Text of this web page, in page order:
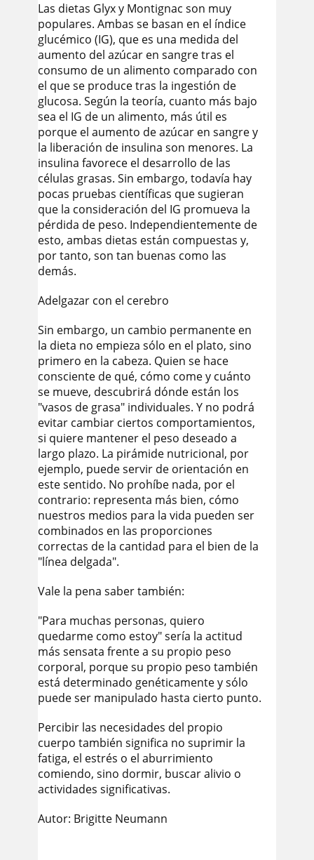
Las dietas Glyx y Montignac son muy
populares. Ambas se basan en el índice
glucémico (IG), que es una medida del
aumento del azúcar en sangre tras el
consumo de un alimento comparado con
el que se produce tras la ingestión de
glucosa. Según la teoría, cuanto más bajo
sea el IG de un alimento, más útil es
porque el aumento de azúcar en sangre y
la liberación de insulina son menores. La
insulina favorece el desarrollo de las
células grasas. Sin embargo, todavía hay
pocas pruebas científicas que sugieran
que la consideración del IG promueva la
pérdida de peso. Independientemente de
esto, ambas dietas están compuestas y,
por tanto, son tan buenas como las
demás.
Adelgazar con el cerebro
Sin embargo, un cambio permanente en
la dieta no empieza sólo en el plato, sino
primero en la cabeza. Quien se hace
consciente de qué, cómo come y cuánto
se mueve, descubrirá dónde están los
"vasos de grasa" individuales. Y no podrá
evitar cambiar ciertos comportamientos,
si quiere mantener el peso deseado a
largo plazo. La pirámide nutricional, por
ejemplo, puede servir de orientación en
este sentido. No prohíbe nada, por el
contrario: representa más bien, cómo
nuestros medios para la vida pueden ser
combinados en las proporciones
correctas de la cantidad para el bien de la
"línea delgada".
Vale la pena saber también:
"Para muchas personas, quiero
quedarme como estoy" sería la actitud
más sensata frente a su propio peso
corporal, porque su propio peso también
está determinado genéticamente y sólo
puede ser manipulado hasta cierto punto.
Percibir las necesidades del propio
cuerpo también significa no suprimir la
fatiga, el estrés o el aburrimiento
comiendo, sino dormir, buscar alivio o
actividades significativas.
Autor: Brigitte Neumann